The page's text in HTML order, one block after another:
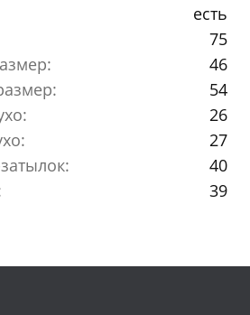
есть
75
46
54
26
27
40
39